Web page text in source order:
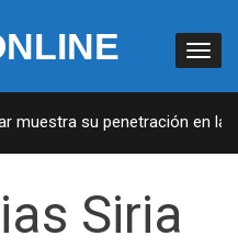
su penetración en la
Siria